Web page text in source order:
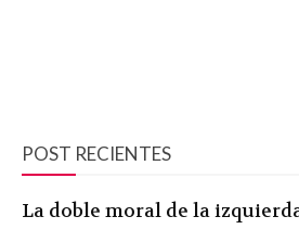
POST RECIENTES
La doble moral de la